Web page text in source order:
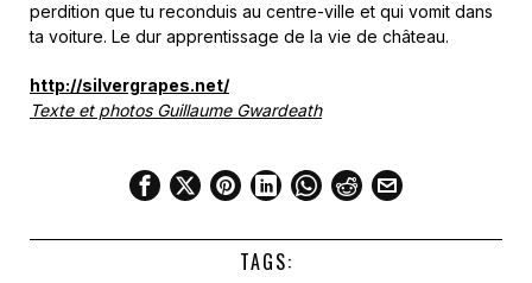
perdition que tu reconduis au centre-ville et qui vomit dans
ta voiture. Le dur apprentissage de la vie de château.
http://silvergrapes.net/
Texte et photos Guillaume Gwardeath
TAGS: